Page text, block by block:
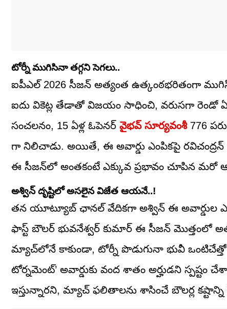
టోర్నీ ముగిసినా తగ్గని సెగలు..
ఐపీఎల్ 2026 సీజన్ అత్యంత ఉత్కంఠభరితంగా
ఐదు వికెట్ల తేడాతో విజయం సాధించి, వరుసగా
సంచలనం, 15 ఏళ్ల ఓపెనర్ వైభవ్ సూర్యవంశీ776
గా నిలిచాడు. అయితే, ఈ అవార్డు ఎంపికపై
ఈ సీజన్‌లో అంతకంటే ఎక్కువ ప్రభావం చూపిన మరో
అశ్విన్ దృష్టిలో అసలైన విజేత ఆయనే..!
తన యూట్యూబ్ ఛానల్‌ వేదికగా అశ్విన్ ఈ అవార్డుల
ఫాస్ట్ బౌలర్ భువనేశ్వర్ కుమార్ ఈ సీజన్ మొత్తంలో
మ్యాచ్‌లోనే కాకుండా, టోర్నీ పొడుగునా భువీ
టోర్నమెంట్’ అవార్డుకు వంద శాతం అర్హుడని స్పష్టం
ఇస్తున్నారని, మ్యాచ్ ఫలితాలను శాసించే బౌలర్ల కష్టాన్ని